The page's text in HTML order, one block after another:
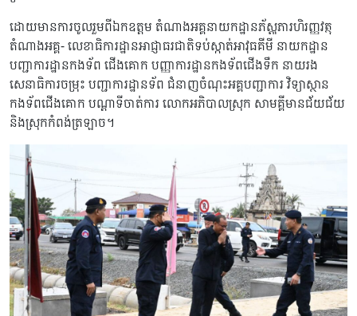
ដោយមានការចូលរួមពីឯកឧត្តម តំណាងអគ្គនាយកដ្ឋានភ័ស្តុភារហិរញ្ញវត្ថុ
តំណាងអគ្គ- លេខាធិការដ្ឋានអាជ្ញាធរជាតិទប់ស្កាត់អាវុធគីមី នាយកដ្ឋាន
បញ្ជាការដ្ឋានកងទ័ព ជើងគោក បញ្ញាការដ្ឋានកងទ័ពជើងទឹក នាយរង
សេនាធិការចម្រុះ បញ្ជាការដ្ឋានទ័ព ជំនាញចំណុះអគ្គបញ្ជាការ វិទ្យាស្ថាន
កងទ័ពជើងគោក បណ្ដាទីចាត់ការ លោកអភិបាលស្រុក សាមគ្គីមានជ័យជ័យ
និងស្រុកកំពង់ត្រឡាច។